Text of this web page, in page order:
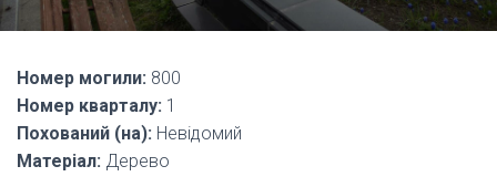
В
Номер могили: 800
Номер кварталу: 1
Похований (на): Невідомий
Матеріал: Дерево